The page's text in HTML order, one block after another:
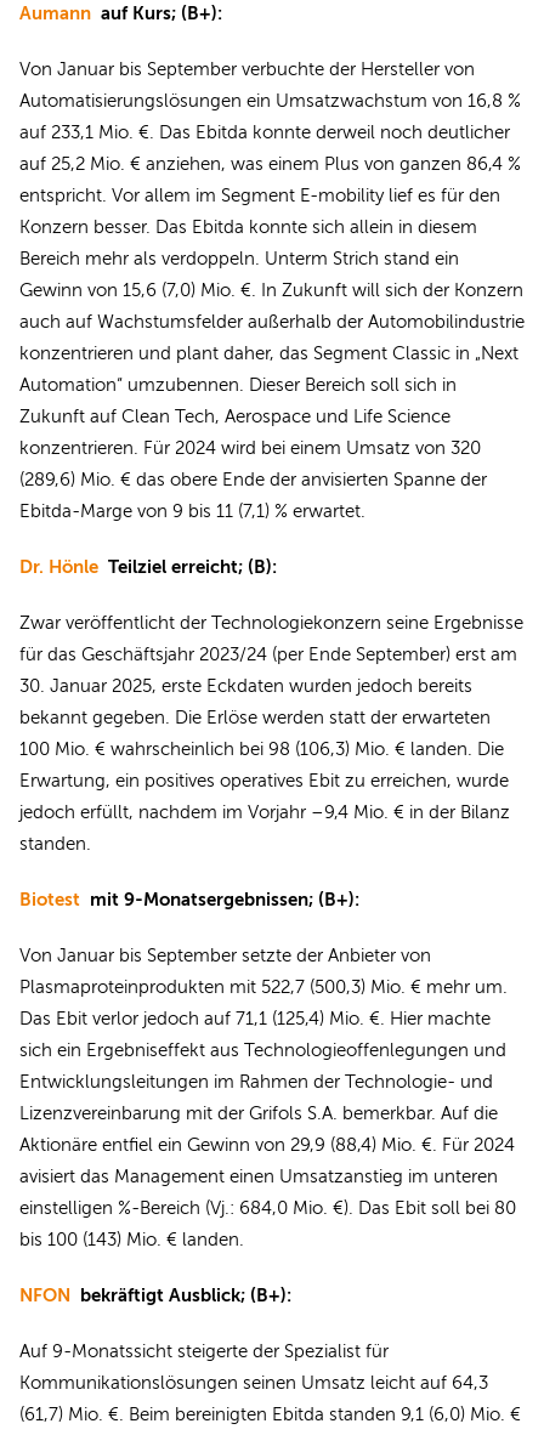
Aumann auf Kurs; (B+):
Von Januar bis September verbuchte der Hersteller von
Automatisierungslösungen ein Umsatzwachstum von 16,8 %
auf 233,1 Mio. €. Das Ebitda konnte derweil noch deutlicher
auf 25,2 Mio. € anziehen, was einem Plus von ganzen 86,4 %
entspricht. Vor allem im Segment E-mobility lief es für den
Konzern besser. Das Ebitda konnte sich allein in diesem
Bereich mehr als verdoppeln. Unterm Strich stand ein
Gewinn von 15,6 (7,0) Mio. €. In Zukunft will sich der Konzern
auch auf Wachstumsfelder außerhalb der Automobilindustrie
konzentrieren und plant daher, das Segment Classic in „Next
Automation“ umzubennen. Dieser Bereich soll sich in
Zukunft auf Clean Tech, Aerospace und Life Science
konzentrieren. Für 2024 wird bei einem Umsatz von 320
(289,6) Mio. € das obere Ende der anvisierten Spanne der
Ebitda-Marge von 9 bis 11 (7,1) % erwartet.
Dr. Hönle Teilziel erreicht; (B):
Zwar veröffentlicht der Technologiekonzern seine Ergebnisse
für das Geschäftsjahr 2023/24 (per Ende September) erst am
30. Januar 2025, erste Eckdaten wurden jedoch bereits
bekannt gegeben. Die Erlöse werden statt der erwarteten
100 Mio. € wahrscheinlich bei 98 (106,3) Mio. € landen. Die
Erwartung, ein positives operatives Ebit zu erreichen, wurde
jedoch erfüllt, nachdem im Vorjahr –9,4 Mio. € in der Bilanz
standen.
Biotest mit 9-Monatsergebnissen; (B+):
Von Januar bis September setzte der Anbieter von
Plasmaproteinprodukten mit 522,7 (500,3) Mio. € mehr um.
Das Ebit verlor jedoch auf 71,1 (125,4) Mio. €. Hier machte
sich ein Ergebniseffekt aus Technologieoffenlegungen und
Entwicklungsleitungen im Rahmen der Technologie- und
Lizenzvereinbarung mit der Grifols S.A. bemerkbar. Auf die
Aktionäre entfiel ein Gewinn von 29,9 (88,4) Mio. €. Für 2024
avisiert das Management einen Umsatzanstieg im unteren
einstelligen %-Bereich (Vj.: 684,0 Mio. €). Das Ebit soll bei 80
bis 100 (143) Mio. € landen.
NFON bekräftigt Ausblick; (B+):
Auf 9-Monatssicht steigerte der Spezialist für
Kommunikationslösungen seinen Umsatz leicht auf 64,3
(61,7) Mio. €. Beim bereinigten Ebitda standen 9,1 (6,0) Mio. €